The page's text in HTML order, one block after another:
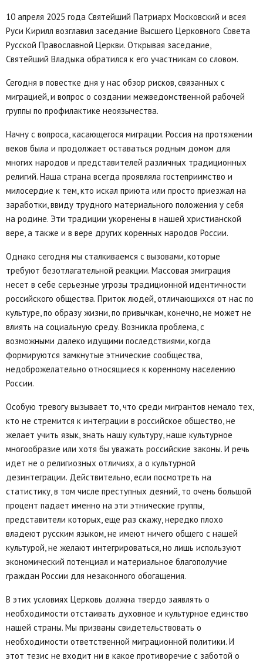
10 апреля 2025 года Святейший Патриарх Московский и всея
Руси Кирилл возглавил заседание Высшего Церковного Совета
Русской Православной Церкви. Открывая заседание,
Святейший Владыка обратился к его участникам со словом.
Сегодня в повестке дня у нас обзор рисков, связанных с
миграцией, и вопрос о создании межведомственной рабочей
группы по профилактике неоязычества.
Начну с вопроса, касающегося миграции. Россия на протяжении
веков была и продолжает оставаться родным домом для
многих народов и представителей различных традиционных
религий. Наша страна всегда проявляла гостеприимство и
милосердие к тем, кто искал приюта или просто приезжал на
заработки, ввиду трудного материального положения у себя
на родине. Эти традиции укоренены в нашей христианской
вере, а также и в вере других коренных народов России.
Однако сегодня мы сталкиваемся с вызовами, которые
требуют безотлагательной реакции. Массовая эмиграция
несет в себе серьезные угрозы традиционной идентичности
российского общества. Приток людей, отличающихся от нас по
культуре, по образу жизни, по привычкам, конечно, не может не
влиять на социальную среду. Возникла проблема, с
возможными далеко идущими последствиями, когда
формируются замкнутые этнические сообщества,
недоброжелательно относящиеся к коренному населению
России.
Особую тревогу вызывает то, что среди мигрантов немало тех,
кто не стремится к интеграции в российское общество, не
желает учить язык, знать нашу культуру, наше культурное
многообразие или хотя бы уважать российские законы. И речь
идет не о религиозных отличиях, а о культурной
дезинтеграции. Действительно, если посмотреть на
статистику, в том числе преступных деяний, то очень большой
процент падает именно на эти этнические группы,
представители которых, еще раз скажу, нередко плохо
владеют русским языком, не имеют ничего общего с нашей
культурой, не желают интегрироваться, но лишь используют
экономический потенциал и материальное благополучие
граждан России для незаконного обогащения.
В этих условиях Церковь должна твердо заявлять о
необходимости отстаивать духовное и культурное единство
нашей страны. Мы призваны свидетельствовать о
необходимости ответственной миграционной политики. И
этот тезис не входит ни в какое противоречие с заботой о